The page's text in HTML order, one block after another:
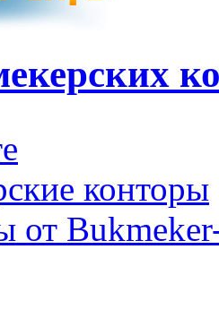
конторы
от